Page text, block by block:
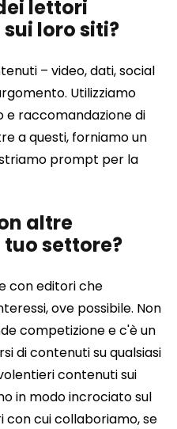
lettori
loro siti?
– video, dati, social
Utilizziamo
e raccomandazione di
a questi, forniamo un
prompt per la
altre
settore?
con editori che
ove possibile. Non
competizione e c'è un
di contenuti su qualsiasi
contenuti sui
in modo incrociato sul
con cui collaboriamo, se